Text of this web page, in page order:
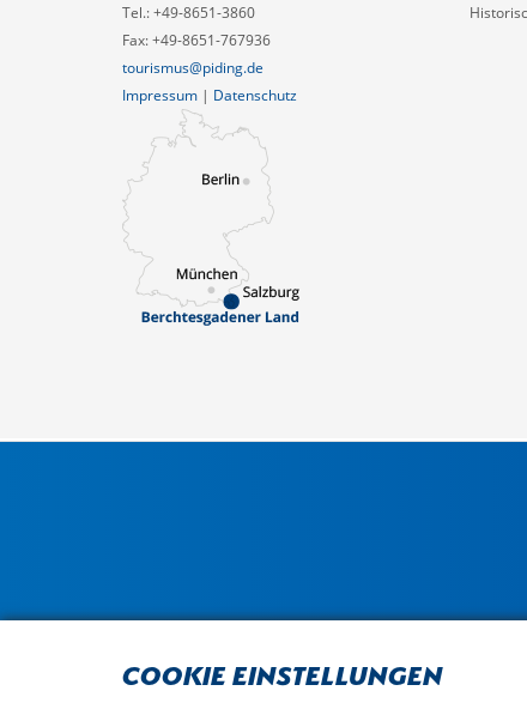
Tel.: +49-8651-3860
Fax: +49-8651-767936
tourismus@piding.de
Impressum | Datenschutz
Cookie Einstellungen